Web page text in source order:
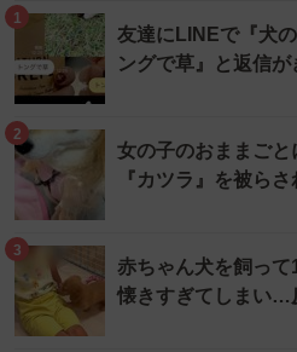
1
友達にLINEで『犬
ングで草』と返信
2
女の子のおままご
『カツラ』を被ら
3
赤ちゃん犬を飼っ
懐きすぎてしまい